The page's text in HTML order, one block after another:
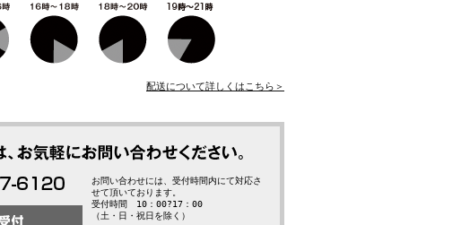
配送について詳しくはこちら＞
お問い合わせには、受付時間内にて対応さ
せて頂いております。
受付時間 10：00?17：00
（土・日・祝日を除く）